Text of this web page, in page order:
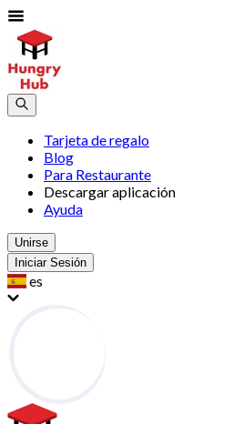
Tarjeta de regalo
Blog
Para Restaurante
Descargar aplicación
Ayuda
Unirse
Iniciar Sesión
es